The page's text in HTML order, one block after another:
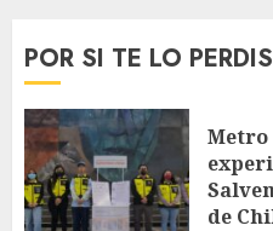
POR SI TE LO
Metro
de